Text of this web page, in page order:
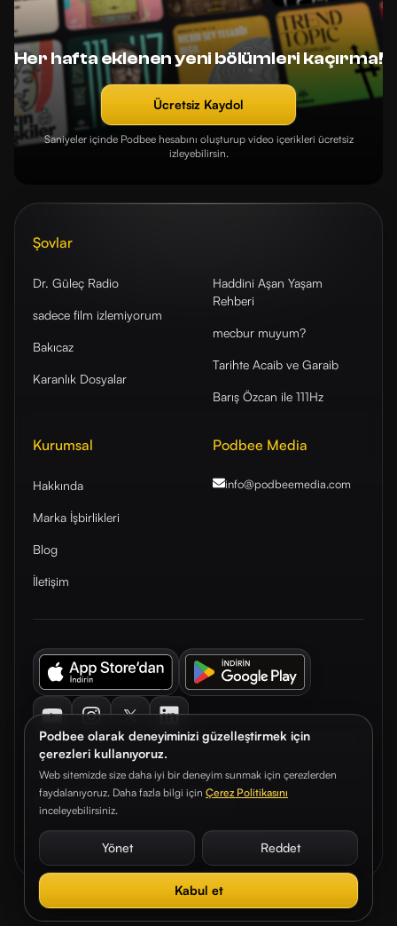
Podbee olarak deneyiminizi güzelleştirmek için
çerezleri kullanıyoruz.
Web sitemizde size daha iyi bir deneyim sunmak için çerezlerden
faydalanıyoruz. Daha fazla bilgi için Çerez Politikasını
inceleyebilirsiniz.
Yönet Reddet
Kabul et
Her hafta eklenen yeni bölümleri kaçırma!
Ücretsiz Kaydol
Saniyeler içinde Podbee hesabını oluşturup video içerikleri ücretsiz
izleyebilirsin.
Şovlar
Dr. Güleç Radio
sadece film izlemiyorum
Bakıcaz
Karanlık Dosyalar
Haddini Aşan Yaşam
Rehberi
mecbur muyum?
Tarihte Acaib ve Garaib
Barış Özcan ile 111Hz
Kurumsal
Hakkında
Marka İşbirlikleri
Blog
İletişim
Podbee Media
info@podbeemedia.com
© 2026. Podbee Media. Tüm hakları saklıdır.
Çerez TercihleriAydınlatma Metni Gizlilik Sözleşmesi